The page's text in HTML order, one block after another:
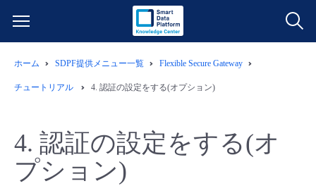
サービス一覧
クラウド/サーバー
データ利活用
料金情報
ホーム SDPF提供メニュー一覧 Flexible Secure Gateway
チュートリアル 4. 認証の設定をする(オプション)
4. 認証の設定をする(オ
プション)